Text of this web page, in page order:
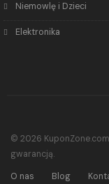
Niemowlę i Dzieci
Elektronika
© 2026
gwarancją.
O nas
Blog